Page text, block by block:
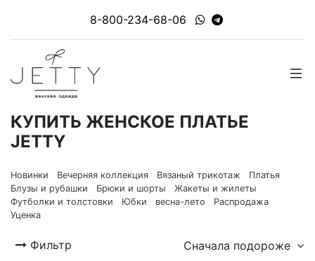
8-800-234-68-06
КУПИТЬ ЖЕНСКОЕ ПЛАТЬЕ
JETTY
Новинки Вечерняя коллекция Вязаный трикотаж
Платья
Блузы и рубашки
Брюки и шорты
Жакеты и жилеты
Футболки и толстовки
Юбки весна-лето
Распродажа
Уценка
Фильтр Сначала подороже